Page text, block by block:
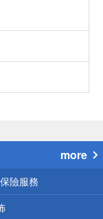
more
保險服務